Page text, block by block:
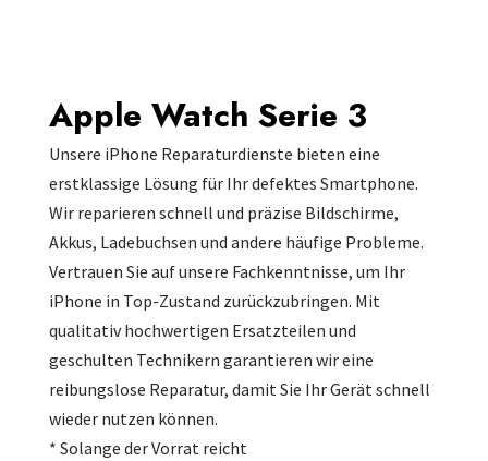
Apple Watch Serie 3
Unsere iPhone Reparaturdienste bieten eine
erstklassige Lösung für Ihr defektes Smartphone.
Wir reparieren schnell und präzise Bildschirme,
Akkus, Ladebuchsen und andere häufige Probleme.
Vertrauen Sie auf unsere Fachkenntnisse, um Ihr
iPhone in Top-Zustand zurückzubringen. Mit
qualitativ hochwertigen Ersatzteilen und
geschulten Technikern garantieren wir eine
reibungslose Reparatur, damit Sie Ihr Gerät schnell
wieder nutzen können.
* Solange der Vorrat reicht